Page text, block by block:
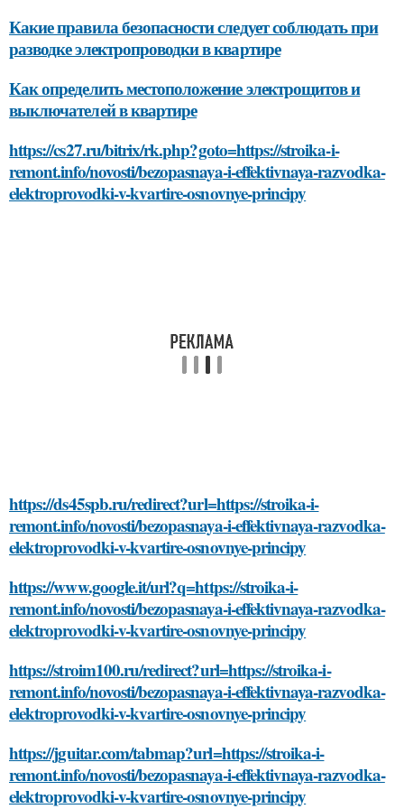
Какие правила безопасности следует соблюдать при
разводке электропроводки в квартире
Как определить местоположение электрощитов и
выключателей в квартире
https://cs27.ru/bitrix/rk.php?goto=https://stroika-i-
remont.info/novosti/bezopasnaya-i-effektivnaya-razvodka-
elektroprovodki-v-kvartire-osnovnye-principy
https://ds45spb.ru/redirect?url=https://stroika-i-
remont.info/novosti/bezopasnaya-i-effektivnaya-razvodka-
elektroprovodki-v-kvartire-osnovnye-principy
https://www.google.it/url?q=https://stroika-i-
remont.info/novosti/bezopasnaya-i-effektivnaya-razvodka-
elektroprovodki-v-kvartire-osnovnye-principy
https://stroim100.ru/redirect?url=https://stroika-i-
remont.info/novosti/bezopasnaya-i-effektivnaya-razvodka-
elektroprovodki-v-kvartire-osnovnye-principy
https://jguitar.com/tabmap?url=https://stroika-i-
remont.info/novosti/bezopasnaya-i-effektivnaya-razvodka-
elektroprovodki-v-kvartire-osnovnye-principy